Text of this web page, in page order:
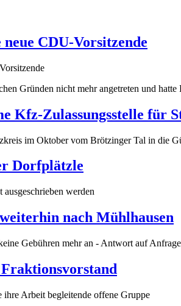
CDU-Vorsitzende
Gründen nicht mehr angetreten und
Kfz-Zulassungsstelle für
im Oktober vom Brötzinger Tal in die
Dorfplätzle
werden
nach Mühlhausen
Gebühren mehr an - Antwort auf
ihre Arbeit begleitende offene Gruppe